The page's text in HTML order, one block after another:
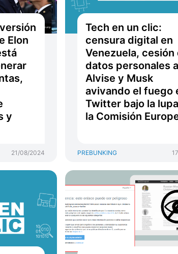
Elon
y
21/08/2024
Tech en un clic:
censura digital en
Venezuela, cesión
datos personales a
Alvise y Musk
avivando el fuego
Twitter bajo la
la Comisión
PREBUNKING